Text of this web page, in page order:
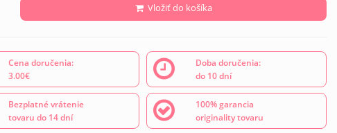
Vložiť do košíka
Cena doručenia:
3.00€
Doba doručenia:
do 10 dní
Bezplatné vrátenie
tovaru do 14 dní
100% garancia
originality tovaru